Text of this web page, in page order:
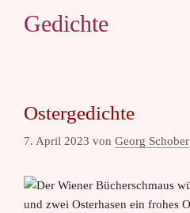
Gedichte
Ostergedichte
7. April 2023 von Georg Schober